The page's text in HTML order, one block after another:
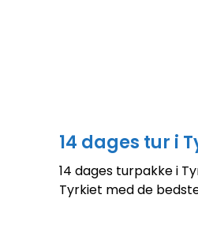
14 dages tur i
14 dages turpakke i
Tyrkiet med de